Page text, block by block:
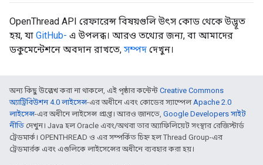
OpenThread API রেফারেন্স বিষয়গুলি উৎস কোড থেকে উদ্ভূত
হয়, যা GitHub- এ উপলব্ধ। আরও তথ্যের জন্য, বা আমাদের
ডকুমেন্টেশনে অবদান রাখতে, সম্পদ দেখুন।
অন্য কিছু উল্লেখ করা না থাকলে, এই পৃষ্ঠার কন্টেন্ট Creative Commons
অ্যাট্রিবিউশন 4.0 লাইসেন্স-এর অধীনে এবং কোডের স্যাম্পেলApache 2.0
লাইসেন্স-এর অধীনে লাইসেন্স প্রাপ্ত। আরও জানতে, Google Developers সাইট
নীতি দেখুন। Java হল Oracle এবং/অথবা তার অ্যাফিলিয়েট সংস্থার রেজিস্টার্ড
ট্রেডমার্ক। OPENTHREAD ও এর সম্পর্কিত চিহ্ন হল Thread Group-এর
ট্রেডমার্রক এবং এগুলিকে লাইসেন্সের অধীনে ব্যবহার করা হয়।